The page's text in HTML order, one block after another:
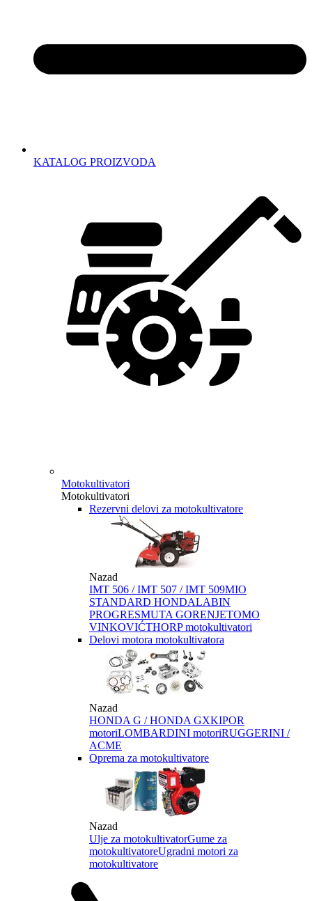
KATALOG PROIZVODA
Motokultivatori
Motokultivatori
Rezervni delovi za motokultivatore
Nazad
IMT 506 / IMT 507 / IMT 509MIO
STANDARD HONDALABIN
PROGRESMUTA GORENJETOMO
VINKOVIĆTHORP motokultivatori
Delovi motora motokultivatora
Nazad
HONDA G / HONDA GXKIPOR
motoriLOMBARDINI motoriRUGGERINI /
ACME
Oprema za motokultivatore
Nazad
Ulje za motokultivatorGume za
motokultivatoreUgradni motori za
motokultivatore